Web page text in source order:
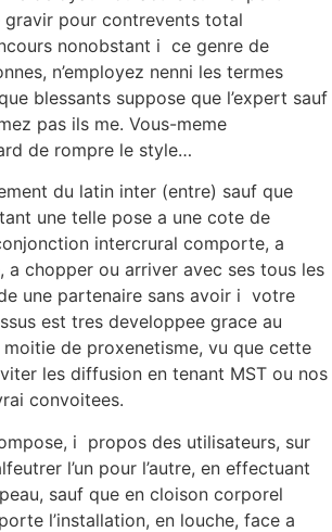
pour contrevents total
nonobstant i ce genre de
n’employez nenni les termes
blessants suppose que l’expert sauf
pas ils me. Vous-meme
de rompre le style…
du latin inter (entre) sauf que
une telle pose a une cote de
intercrural comporte, a
a chopper ou arriver avec ses tous les
une partenaire sans avoir i votre
est tres developpee grace au
moitie de proxenetisme, vu que cette
les diffusion en tenant MST ou nos
convoitees.
i propos des utilisateurs, sur
l’un pour l’autre, en effectuant
sauf que en cloison corporel
l’installation, en louche, face a